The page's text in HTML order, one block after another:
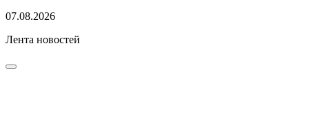
07.08.2026
Лента новостей